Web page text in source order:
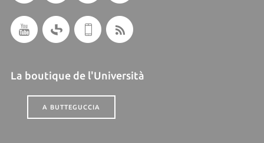
La boutique de l'Università
A BUTTEGUCCIA